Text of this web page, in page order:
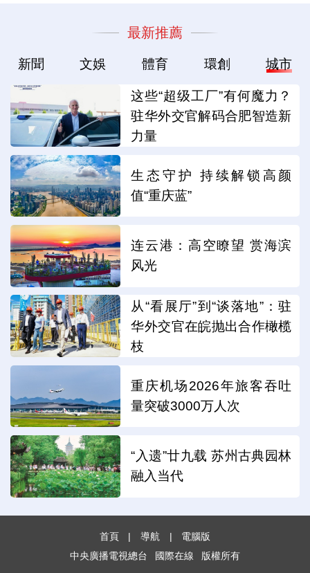
最新推薦
新聞 文娛 體育 環創 城市
这些“超级工厂”有何魔力？
驻华外交官解码合肥智造新
力量
生态守护 持续解锁高颜
值“重庆蓝”
连云港：高空瞭望 赏海滨
风光
从“看展厅”到“谈落地”：驻
华外交官在皖抛出合作橄榄
枝
重庆机场2026年旅客吞吐
量突破3000万人次
“入遗”廿九载 苏州古典园林
融入当代
首頁 | 導航 |
電腦版
中央廣播電視總台
國際在線 版權所有